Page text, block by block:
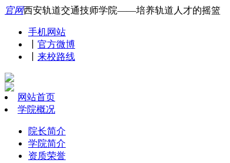
官网西安轨道交通技师学院——培养轨道人才的摇篮
手机网站
官方微博
来校路线
网站首页
学院概况
院长简介
学院简介
资质荣誉